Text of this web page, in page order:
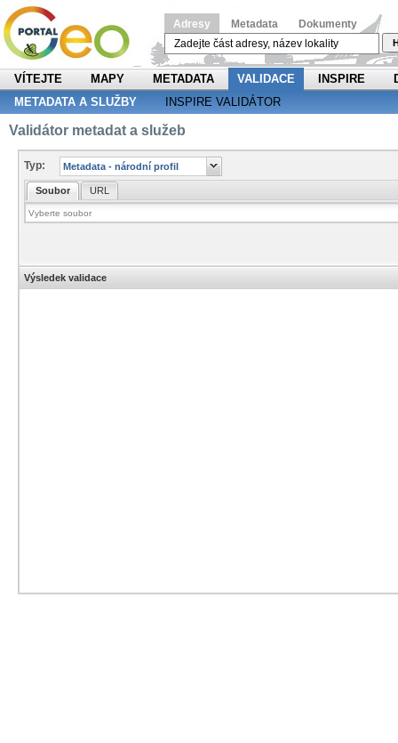
Adresy Metadata Dokumenty
VÍTEJTE MAPY METADATA VALIDACE INSPIRE
METADATA A SLUŽBY
INSPIRE VALIDÁTOR
Validátor metadat a služeb
Typ:
Soubor URL
Výsledek validace